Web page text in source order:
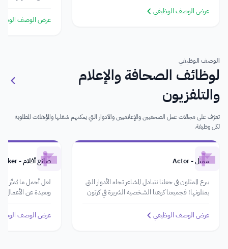
عرض الوصف الوظيفي
عرض الوصف
الوصف الوظيفي
لوظائف الصحافة والإعلام
والتلفزيون
تعرّف على مجالات عمل الصحفيين والإعلاميين والأدوار التي يمكنهم شغلها والمؤهلات المطلوبة
لكل وظيفة.
ممثل - Actor
يبرع الممثلون في جعلنا نتبادل المشاعر تجاه الأدوار التي
يمثلونها! فجميعنا كرهنا الشخصية الشريرة في كرتون
فيلم ما!
عرض الوصف الوظيفي
صانع أفلام - Filmmaker
لعل أجمل ما يُميِّز
وبعيدة عن الأعمال
عرض الوصف